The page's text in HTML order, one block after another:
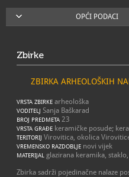
OPĆI PODACI
Zbirke
ZBIRKA ARHEOLOŠKIH
VRSTA ZBIRKE arheološka
VODITELJ Sanja Baškarad
BROJ PREDMETA 23
VRSTA GRAĐE keramičke posude;
TERITORIJ Virovitica, okolica
VREMENSKO RAZDOBLJE novi vijek
MATERIJAL glazirana keramika,
Zbirka sadrži pojedinačne nalaze